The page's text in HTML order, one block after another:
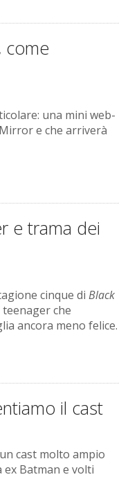
come
una mini web-
e che arriverà
e trama dei
cinque di Black
che
ancora meno felice.
il cast
cast molto ampio
Batman e volti